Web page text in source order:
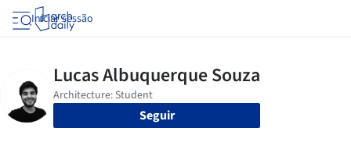
Iniciar sessão
Seguir